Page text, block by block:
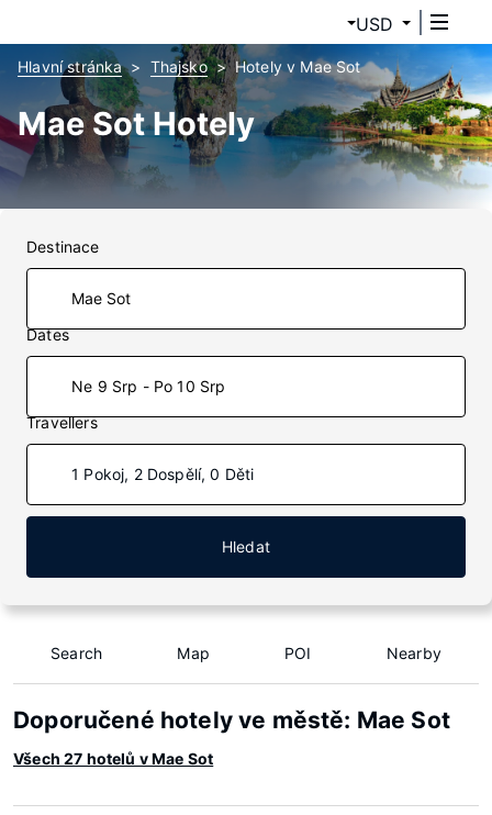
USD
Hlavní stránka Thajsko Hotely v Mae Sot
Mae Sot Hotely
Destinace
Dates
Ne 9 Srp - Po 10 Srp
Travellers
1 Pokoj, 2 Dospělí, 0 Děti
Hledat
Search Map POI Nearby
Doporučené hotely ve městě: Mae Sot
Všech 27 hotelů v Mae Sot